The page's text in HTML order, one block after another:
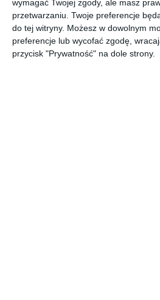
wymagać Twojej zgody, ale masz
przetwarzaniu. Twoje preferencje
do tej witryny. Możesz w dowolnym
preferencje lub wycofać zgodę,
przycisk "Prywatność" na dole strony.